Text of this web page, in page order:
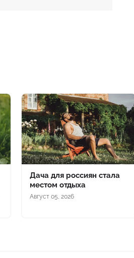
Дача для россиян стала
местом отдыха
Август 05, 2026